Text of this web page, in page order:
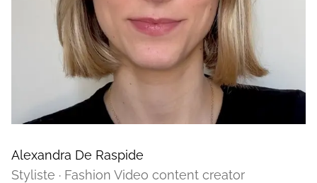
Alexandra De Raspide
Styliste · Fashion Video content creator